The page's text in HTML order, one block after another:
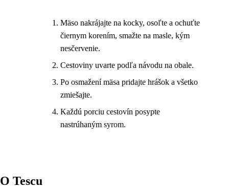
Mäso nakrájajte na kocky, osoľte a ochuťte
čiernym korením, smažte na masle, kým
nesčervenie.
Cestoviny uvarte podľa návodu na obale.
Po osmažení mäsa pridajte hrášok a všetko
zmiešajte.
Každú porciu cestovín posypte
nastrúhaným syrom.
O Tescu